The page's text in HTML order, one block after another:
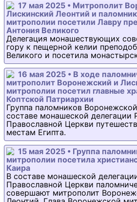
17 мая 2025 • Митрополит
Лискинский Леонтий и
митрополии посетили Лавру
Антония Великого
Делегация монашествующих
гору к пещерной келии
Великого и посетила
16 мая 2025 • В ходе
митрополит Воронежский и
митрополии посетил главные
Коптской Патриархии
Группа паломников
составе монашеской делегации
Православной Церкви
местам Египта.
15 мая 2025 • Группа
митрополии посетила
Каира
В составе монашеской
Православной Церкви
совершают митрополит